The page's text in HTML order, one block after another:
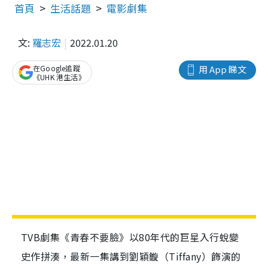
首頁 生活話題 電影劇集
文: 羅志宏 2022.01.20
用 App 睇文
在Google追蹤
《UHK 港生活》
TVB劇集《青春不要臉》以80年代的巨星入行蛻變
史作拼湊，最新一集講到劉穎鏇（Tiffany）飾演的